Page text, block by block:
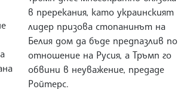
в пререкания, като украинският
лидер призова стопанинът на
Белия дом да бъде предпазлив по
отношение на Русия, а Тръмп го
обвини в неуважение, предаде
Ройтерс.